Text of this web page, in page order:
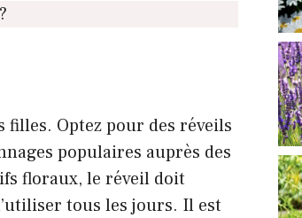
filles. Optez pour des réveils
populaires auprès des
floraux, le réveil doit
tous les jours. Il est